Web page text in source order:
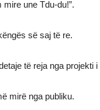
une Tdu-du!”.
së saj të re.
të reja nga projekti
mirë nga publiku.